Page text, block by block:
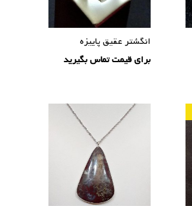
انگشتر عقیق پاییزه
برای قیمت تماس بگیرید